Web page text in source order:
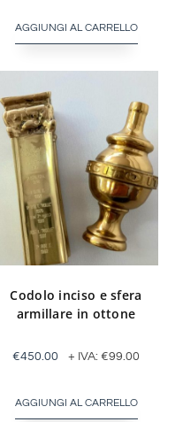
AGGIUNGI AL CARRELLO
Codolo inciso e sfera
armillare in ottone
€450.00 + IVA: €99.00
AGGIUNGI AL CARRELLO